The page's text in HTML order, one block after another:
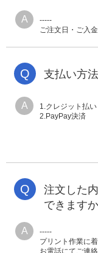
A
-----
ご注文日・ご入
Q 支払い方
A
1.クレジット払い
2.PayPay決済
Q
注文した
できます
A
-----
プリント作業に
お電話にてご連絡